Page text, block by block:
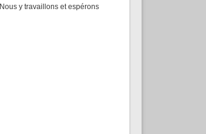
Nous y travaillons et espérons